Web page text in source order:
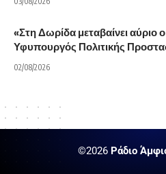
«Στη Δωρίδα μεταβαίνει αύριο ο
Υφυπουργός Πολιτικής
02/08/2026
©2026Ράδιο